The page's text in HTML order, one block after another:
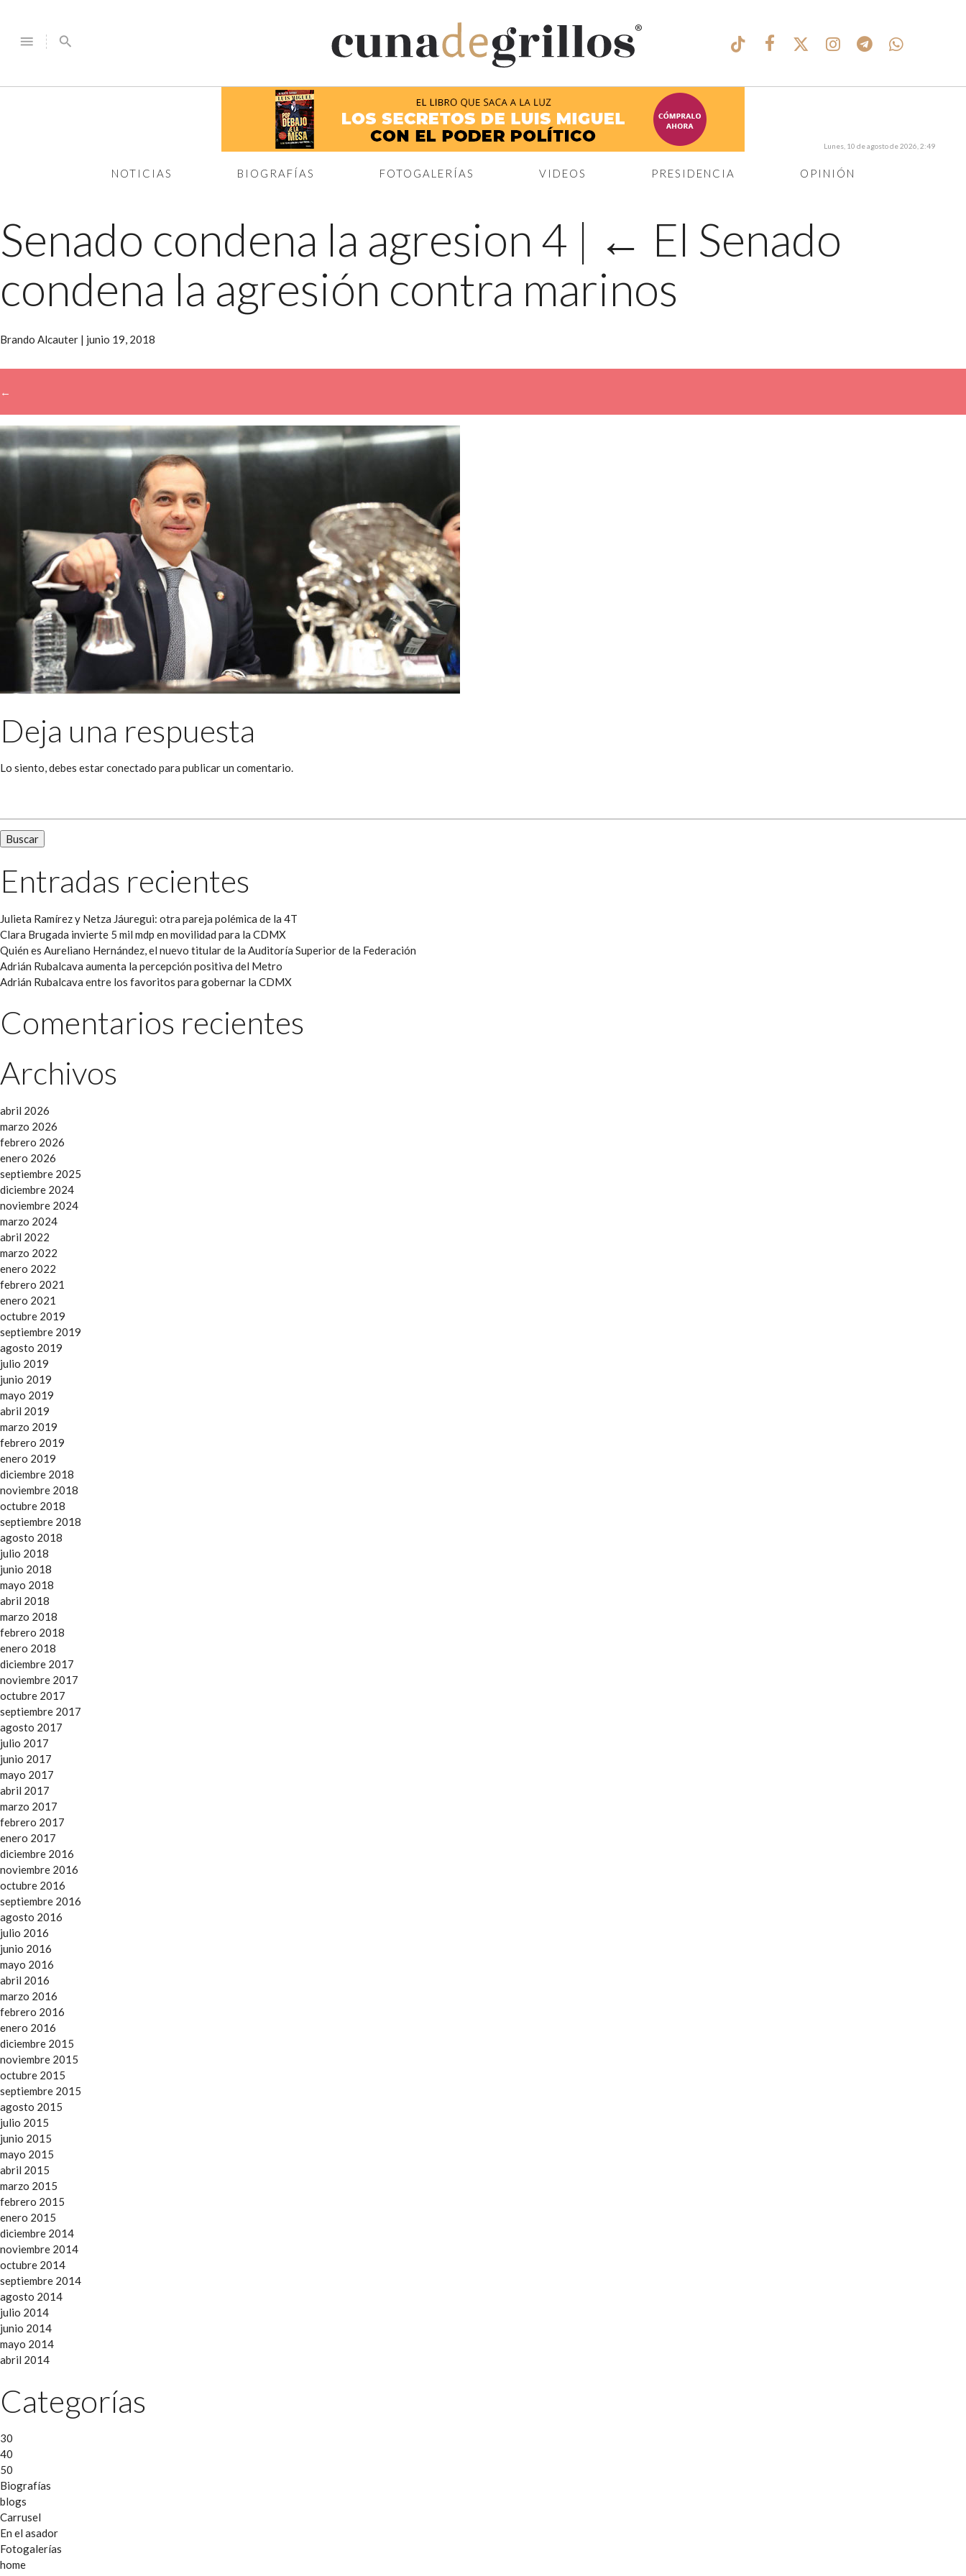
menu search
®
NOTICIAS BIOGRAFÍAS FOTOGALERÍAS VIDEOS PRESIDENCIA OPINIÓN
Lunes, 10 de agosto de 2026, 2:49
Senado condena la agresion 4 | ← El Senado
condena la agresión contra marinos
Brando Alcauter | junio 19, 2018
←
Deja una respuesta
Lo siento, debes estarconectado para publicar un comentario.
Entradas recientes
Julieta Ramírez y Netza Jáuregui: otra pareja polémica de la 4T
Clara Brugada invierte 5 mil mdp en movilidad para la CDMX
Quién es Aureliano Hernández, el nuevo titular de la Auditoría Superior de la Federación
Adrián Rubalcava aumenta la percepción positiva del Metro
Adrián Rubalcava entre los favoritos para gobernar la CDMX
Comentarios recientes
Archivos
abril 2026
marzo 2026
febrero 2026
enero 2026
septiembre 2025
diciembre 2024
noviembre 2024
marzo 2024
abril 2022
marzo 2022
enero 2022
febrero 2021
enero 2021
octubre 2019
septiembre 2019
agosto 2019
julio 2019
junio 2019
mayo 2019
abril 2019
marzo 2019
febrero 2019
enero 2019
diciembre 2018
noviembre 2018
octubre 2018
septiembre 2018
agosto 2018
julio 2018
junio 2018
mayo 2018
abril 2018
marzo 2018
febrero 2018
enero 2018
diciembre 2017
noviembre 2017
octubre 2017
septiembre 2017
agosto 2017
julio 2017
junio 2017
mayo 2017
abril 2017
marzo 2017
febrero 2017
enero 2017
diciembre 2016
noviembre 2016
octubre 2016
septiembre 2016
agosto 2016
julio 2016
junio 2016
mayo 2016
abril 2016
marzo 2016
febrero 2016
enero 2016
diciembre 2015
noviembre 2015
octubre 2015
septiembre 2015
agosto 2015
julio 2015
junio 2015
mayo 2015
abril 2015
marzo 2015
febrero 2015
enero 2015
diciembre 2014
noviembre 2014
octubre 2014
septiembre 2014
agosto 2014
julio 2014
junio 2014
mayo 2014
abril 2014
Categorías
30
40
50
Biografías
blogs
Carrusel
En el asador
Fotogalerías
home